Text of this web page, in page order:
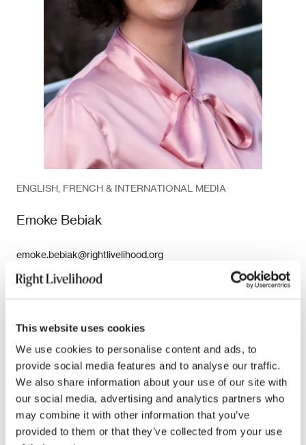
This website uses cookies
We use cookies to personalise content and ads, to
provide social media features and to analyse our traffic.
We also share information about your use of our site with
our social media, advertising and analytics partners who
may combine it with other information that you’ve
provided to them or that they’ve collected from your use
ENGLISH, FRENCH & INTERNATIONAL MEDIA
Emoke Bebiak
emoke.bebiak@rightlivelihood.org
Phone: +41 (0)78 333 84 84